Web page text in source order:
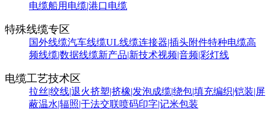
电缆船用电缆|港口电缆
特殊线缆专区
国外线缆汽车线缆UL线缆连接器|插头附件特种电缆高
频线缆|数据线缆新产品|新技术视频|音频|彩灯线
电缆工艺技术区
拉丝|绞线|退火挤塑|挤橡|发泡成缆|绕包|填充编织|铠装|屏
蔽温水|辐照|干法交联喷码印字|记米包装